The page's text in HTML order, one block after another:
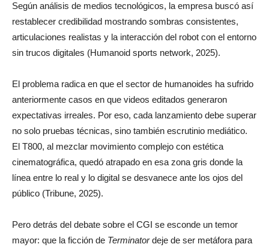
Según análisis de medios tecnológicos, la empresa buscó así
restablecer credibilidad mostrando sombras consistentes,
articulaciones realistas y la interacción del robot con el entorno
sin trucos digitales (Humanoid sports network, 2025).
El problema radica en que el sector de humanoides ha sufrido
anteriormente casos en que videos editados generaron
expectativas irreales. Por eso, cada lanzamiento debe superar
no solo pruebas técnicas, sino también escrutinio mediático.
El T800, al mezclar movimiento complejo con estética
cinematográfica, quedó atrapado en esa zona gris donde la
línea entre lo real y lo digital se desvanece ante los ojos del
público (Tribune, 2025).
Pero detrás del debate sobre el CGI se esconde un temor
mayor: que la ficción de Terminatordeje de ser metáfora para